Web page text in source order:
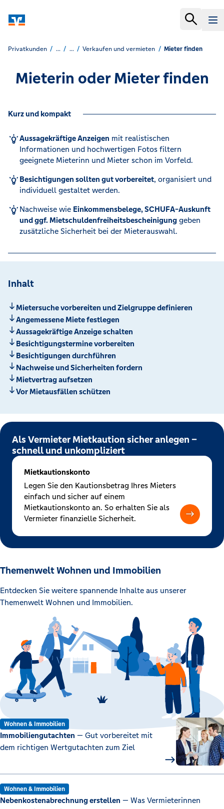
Privatkunden ... ... Verkaufen und vermieten Mieter finden
Mieterin oder Mieter finden
Kurz und kompakt
Aussagekräftige Anzeigen mit realistischen
Informationen und hochwertigen Fotos filtern
geeignete Mieterinn und Mieter schon im Vorfeld.
Besichtigungen sollten gut vorbereitet, organisiert und
individuell gestaltet werden.
Nachweise wie Einkommensbelege, SCHUFA-Auskunft
und ggf. Mietschuldenfreiheitsbescheinigunggeben
zusätzliche Sicherheit bei der Mieterauswahl.
Inhalt
Mietersuche vorbereiten und Zielgruppe definieren
Angemessene Miete festlegen
Aussagekräftige Anzeige schalten
Besichtigungstermine vorbereiten
Besichtigungen durchführen
Nachweise und Sicherheiten fordern
Mietvertrag aufsetzen
Vor Mietausfällen schützen
Als Vermieter Mietkaution sicher anlegen –
schnell und unkompliziert
Mietkautionskonto
Legen Sie den Kautionsbetrag Ihres Mieters
einfach und sicher auf einem
Mietkautionskonto an. So erhalten Sie als
Vermieter finanzielle Sicherheit.
Themenwelt Wohnen und Immobilien
Entdecken Sie weitere spannende Inhalte aus unserer
Themenwelt Wohnen und Immobilien.
Wohnen & Immobilien
Immobiliengutachten — Gut vorbereitet mit
dem richtigen Wertgutachten zum Ziel
Wohnen & Immobilien
Nebenkostenabrechnung erstellen — Was Vermieterinnen